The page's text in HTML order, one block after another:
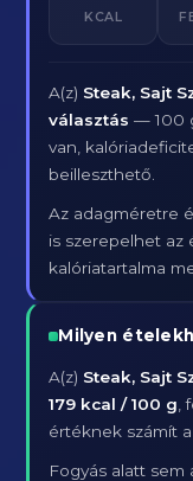
KCAL
A(z) Steak, Sajt
választás — 100
van,
beilleszthető.
Az adagméretre
is szerepelhet
kalóriatartalma
Milyen
A(z) Steak, Sajt
179 kcal / 100 g ,
értéknek számít
Fogyás alatt sem